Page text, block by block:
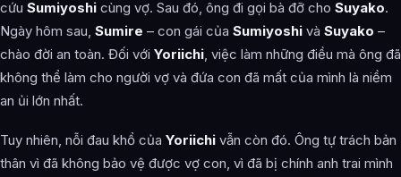
cứu Sumiyoshi cùng vợ. Sau đó, ông đi gọi bà đỡ cho Suyako.
Ngày hôm sau, Sumire – con gái của Sumiyoshi và Suyako –
chào đời an toàn. Đối với Yoriichi, việc làm những điều mà ông đã
không thể làm cho người vợ và đứa con đã mất của mình là niềm
an ủi lớn nhất.
Tuy nhiên, nỗi đau khổ của Yoriichi vẫn còn đó. Ông tự trách bản
thân vì đã không bảo vệ được vợ con, vì đã bị chính anh trai mình